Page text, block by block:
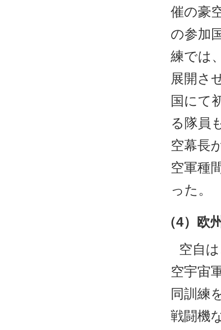
催の豪
の参加
練では
展開さ
国にて
る隊員
空幕長
空軍種
った。
（4）欧
空自
空宇宙
同訓練
戦闘機